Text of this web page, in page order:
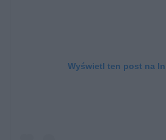
Wyświetl ten post na